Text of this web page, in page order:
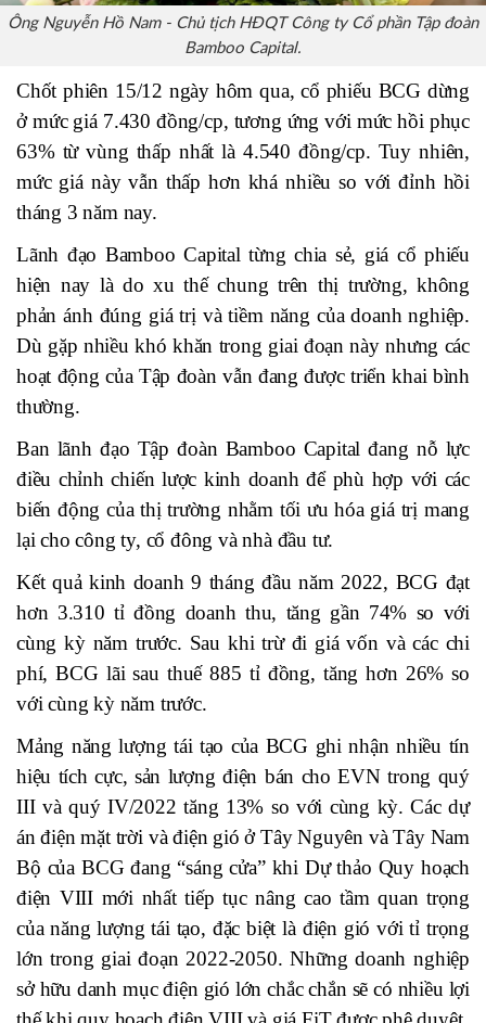
Ông Nguyễn Hồ Nam - Chủ tịch HĐQT Công ty Cổ phần Tập đoàn
Bamboo Capital.
Chốt phiên 15/12 ngày hôm qua, cổ phiếu BCG dừng
ở mức giá 7.430 đồng/cp, tương ứng với mức hồi phục
63% từ vùng thấp nhất là 4.540 đồng/cp. Tuy nhiên,
mức giá này vẫn thấp hơn khá nhiều so với đỉnh hồi
tháng 3 năm nay.
Lãnh đạo Bamboo Capital từng chia sẻ, giá cổ phiếu
hiện nay là do xu thế chung trên thị trường, không
phản ánh đúng giá trị và tiềm năng của doanh nghiệp.
Dù gặp nhiều khó khăn trong giai đoạn này nhưng các
hoạt động của Tập đoàn vẫn đang được triển khai bình
thường.
Ban lãnh đạo Tập đoàn Bamboo Capital đang nỗ lực
điều chỉnh chiến lược kinh doanh để phù hợp với các
biến động của thị trường nhằm tối ưu hóa giá trị mang
lại cho công ty, cổ đông và nhà đầu tư.
Kết quả kinh doanh 9 tháng đầu năm 2022, BCG đạt
hơn 3.310 tỉ đồng doanh thu, tăng gần 74% so với
cùng kỳ năm trước. Sau khi trừ đi giá vốn và các chi
phí, BCG lãi sau thuế 885 tỉ đồng, tăng hơn 26% so
với cùng kỳ năm trước.
Mảng năng lượng tái tạo của BCG ghi nhận nhiều tín
hiệu tích cực, sản lượng điện bán cho EVN trong quý
III và quý IV/2022 tăng 13% so với cùng kỳ. Các dự
án điện mặt trời và điện gió ở Tây Nguyên và Tây Nam
Bộ của BCG đang “sáng cửa” khi Dự thảo Quy hoạch
điện VIII mới nhất tiếp tục nâng cao tầm quan trọng
của năng lượng tái tạo, đặc biệt là điện gió với tỉ trọng
lớn trong giai đoạn 2022-2050. Những doanh nghiệp
sở hữu danh mục điện gió lớn chắc chắn sẽ có nhiều lợi